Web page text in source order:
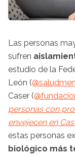
Las personas
sufren
estudio de la
León (
Caser (
personas con
envejecen en
estas personas
biológico más